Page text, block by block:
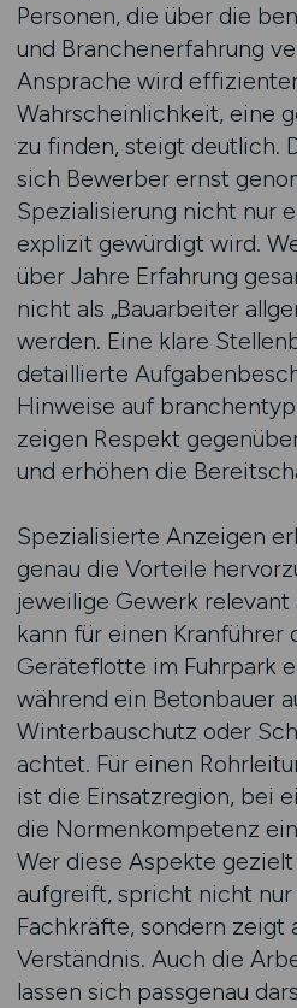
Personen, die über die
und Branchenerfahrung
Ansprache wird
Wahrscheinlichkeit, eine
zu finden, steigt deutlich.
sich Bewerber ernst
Spezialisierung nicht nur
explizit gewürdigt wird.
über Jahre Erfahrung
nicht als „Bauarbeiter
werden. Eine klare
detaillierte
Hinweise auf
zeigen Respekt
und erhöhen die
Spezialisierte Anzeigen
genau die Vorteile
jeweilige Gewerk relevant
kann für einen Kranführer
Geräteflotte im Fuhrpark
während ein Betonbauer
Winterbauschutz oder
achtet. Für einen
ist die Einsatzregion, bei
die Normenkompetenz
Wer diese Aspekte
aufgreift, spricht nicht
Fachkräfte, sondern zeigt
Verständnis. Auch die
lassen sich passgenau